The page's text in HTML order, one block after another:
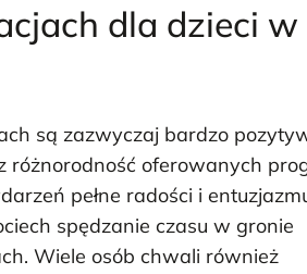
dla dzieci w
są zazwyczaj bardzo
oferowanych
pełne radości i
spędzanie czasu w gronie
Wiele osób chwali również